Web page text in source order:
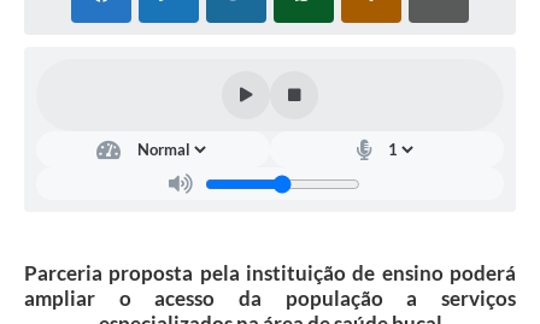
Parceria proposta pela instituição de ensino poderá
ampliar o acesso da população a serviços